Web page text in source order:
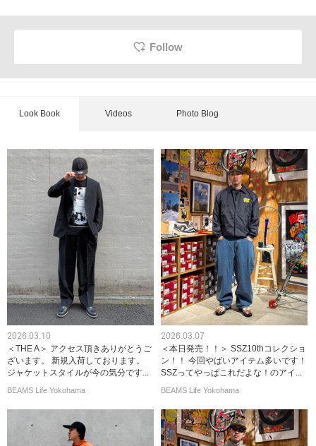
Follow
Look Book Videos Photo Blog
2026.03.10
＜THE A＞ アクセス頂きありがとうご
ざいます。 新規入荷しております。
ジャケットスタイルが今の気分です...
BEAMS Life Yokohama
2026.03.07
＜本日発売！！＞ SSZ10thコレクショ
ン！！ 今回やばいアイテム多いです！
SSZってやっぱこれだよな！のアイ...
BEAMS Life Yokohama